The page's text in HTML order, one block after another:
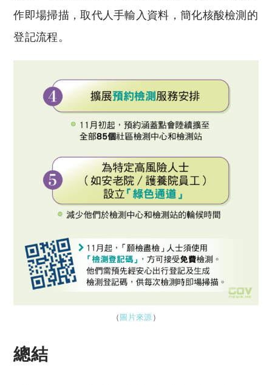
作即場掃描，取代人手輸入資料，簡化核酸檢測的
登記流程。
（ 圖片來源 ）
總結